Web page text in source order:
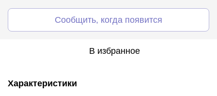
Сообщить, когда появится
В избранное
Характеристики